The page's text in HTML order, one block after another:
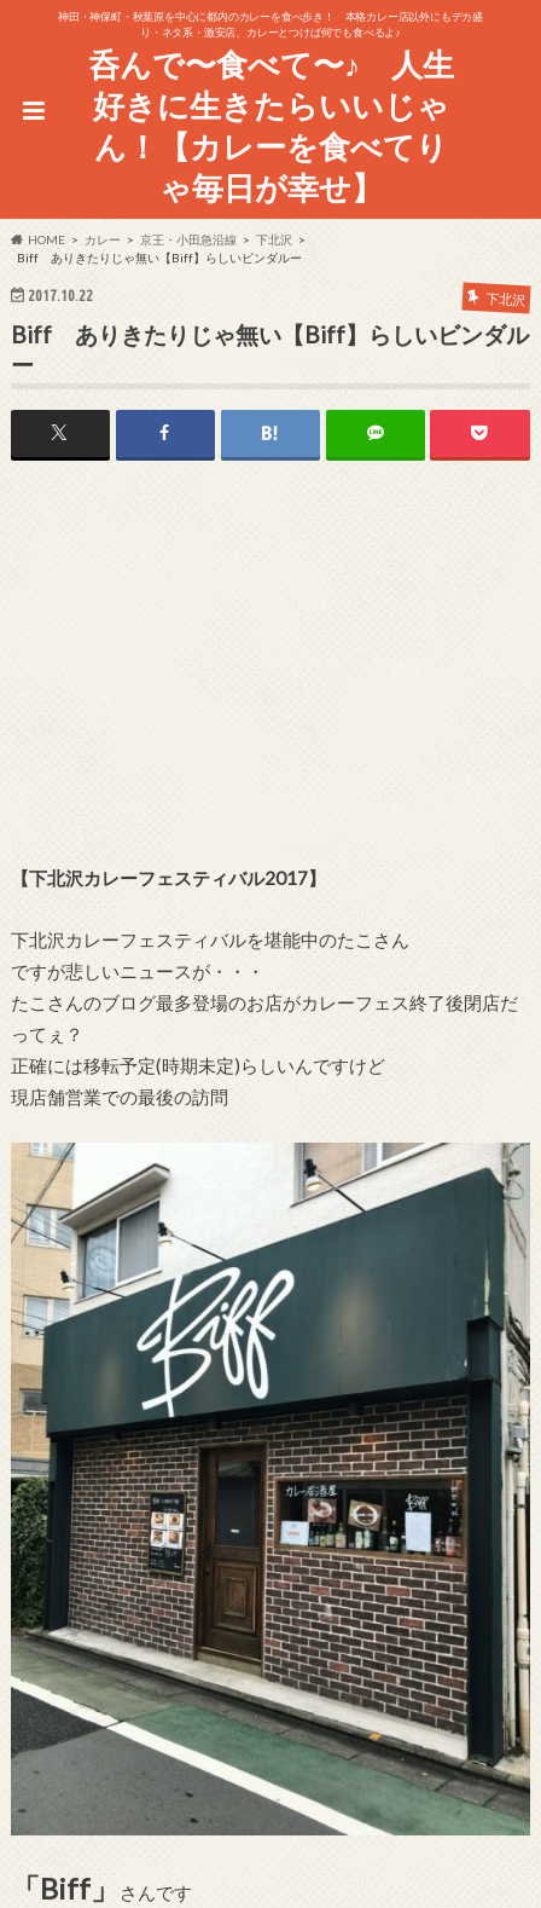
神田・神保町・秋葉原を中心に都内のカレーを食べ歩き！ 本格カレー店以外にもデカ盛
り・ネタ系・激安店、カレーとつけば何でも食べるよ♪
呑んで〜食べて〜♪ 人生
好きに生きたらいいじゃ
ん！【カレーを食べてり
ゃ毎日が幸せ】
HOME カレー 京王・小田急沿線
下北沢
Biff ありきたりじゃ無い【Biff】らしいビンダルー
2017.10.22 下北沢
Biff ありきたりじゃ無い【Biff】らしいビンダル
ー
【下北沢カレーフェスティバル2017】
下北沢カレーフェスティバルを堪能中のたこさん
ですが悲しいニュースが・・・
たこさんのブログ最多登場のお店がカレーフェス終了後閉店だ
ってぇ？
正確には移転予定(時期未定)らしいんですけど
現店舗営業での最後の訪問
「Biff」
さんです